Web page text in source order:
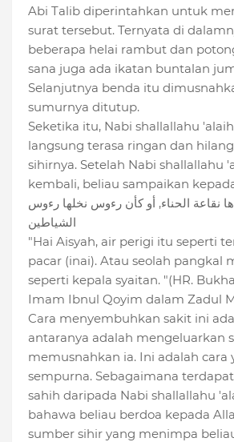
Abi Talib diperintahkan untuk
surat tersebut. Ternyata di
beberapa helai rambut dan
sana juga ada ikatan buntalan
Selanjutnya benda itu
sumurnya ditutup.
Seketika itu, Nabi shallallahu
langsung terasa ringan dan
sihirnya. Setelah Nabi shallallahu
kembali, beliau sampaikan
نقاعة الحناء, أو كأن رءوس نخلها رءوس
الشياطين
"Hai Aisyah, air perigi itu seperti
pacar (inai). Atau seolah pangkal
seperti kepala syaitan. "(HR.
Imam Ibnul Qoyim dalam Zadul
Cara menyembuhkan sakit ini
antaranya adalah mengeluarkan
memusnahkan ia. Ini adalah cara
sempurna. Sebagaimana
sahih daripada Nabi shallallahu
bahawa beliau berdoa kepada
sumber sihir yang menimpa